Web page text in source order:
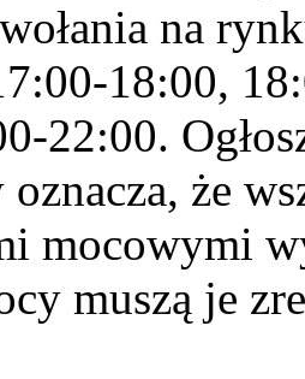
na
18:00,
22:00.
że
mocowymi
muszą je